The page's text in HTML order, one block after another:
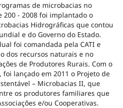
de microbacias no
200 - 2008 foi implantado o
Hidrográficas que contou
e do Governo do Estado.
foi comandada pela CATI e
dos recursos naturais e no
de Produtores Rurais. Com o
lançado em 2011 o Projeto de
– Microbacias II, que
os produtores familiares que
e/ou Cooperativas.